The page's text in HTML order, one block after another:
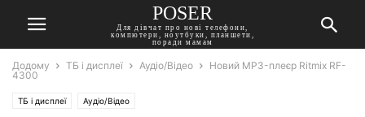
POSER
Для дівчат про нові телефони,
компютери, ноутбуки, планшети,
поради мамам
Додому ТБ і дисплеї Аудіо/Відео
Новий MP3-плеєр Ritmix RF-
4300
ТБ і дисплеї Аудіо/Відео